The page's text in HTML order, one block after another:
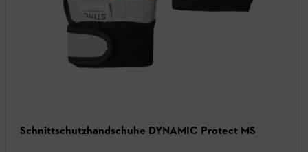
Schnittschutzhandschuhe DYNAMIC Protect MS